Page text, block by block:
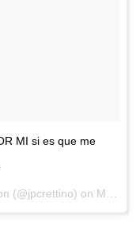
MI si es que me
(@jpcrettino) on May 17, 2018 at 6:32pm PDT